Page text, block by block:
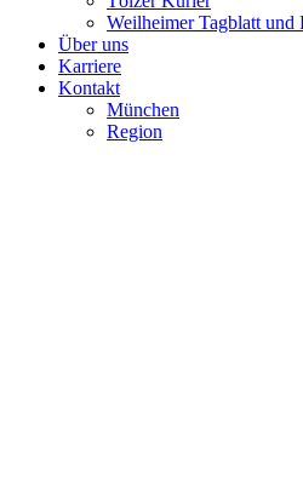
Weilheimer Tagblatt und
Über uns
Karriere
Kontakt
München
Region